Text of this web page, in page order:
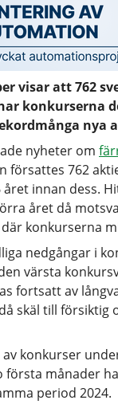
visar att 762
konkurserna
nya
nyheter om
försattes 762
innan dess.
året då
konkurserna
nedgångar i
värsta
fortsatt av
skäl till
konkurser
första månader
period 2024.